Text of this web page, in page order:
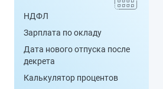
НДФЛ
Зарплата по окладу
Дата нового отпуска после
декрета
Калькулятор процентов